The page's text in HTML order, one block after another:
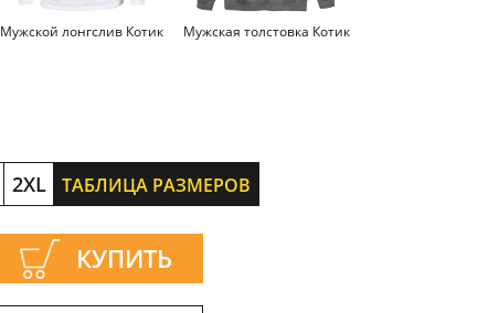
Мужской лонгслив Котик Мужская толстовка Котик
2XL ТАБЛИЦА РАЗМЕРОВ
КУПИТЬ